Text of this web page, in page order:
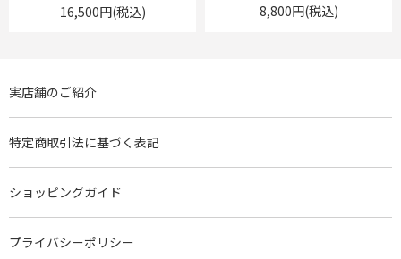
16,500円(税込)
8,800円(税込)
実店舗のご紹介
特定商取引法に基づく表記
ショッピングガイド
プライバシーポリシー